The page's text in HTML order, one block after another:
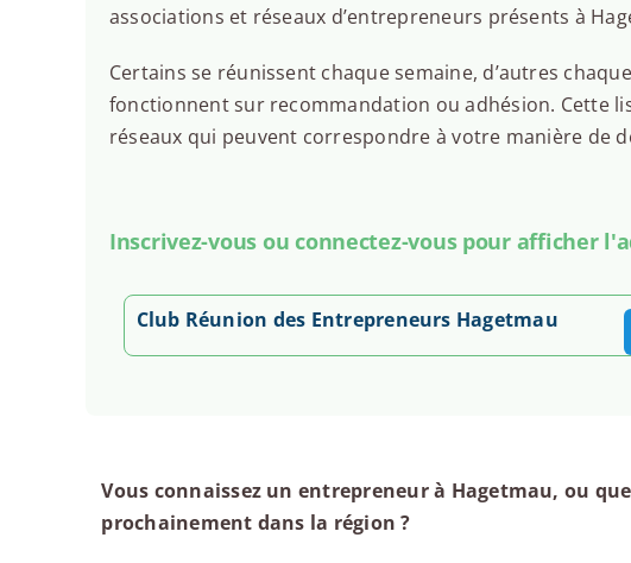
associations et réseaux d’entrepreneurs présents à
Certains se réunissent chaque semaine, d’autres
fonctionnent sur recommandation ou adhésion. Cette
réseaux qui peuvent correspondre à votre manière de
Inscrivez-vous ou connectez-vous pour afficher
Club Réunion des Entrepreneurs Hagetmau
Vous connaissez un entrepreneur à Hagetmau, ou
prochainement dans la région ?